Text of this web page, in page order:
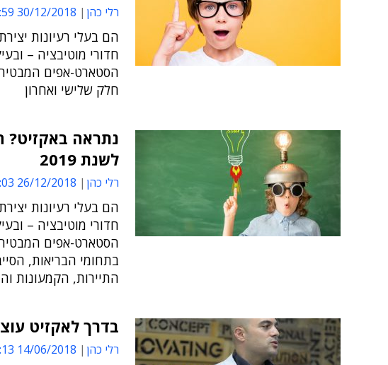
רלי כהן 30/12/2018 10:59
הם בעלי רעיונות
חדורי מוטיבציה –
חלק שלישי ואחרון
נתראה
לשנת 2019
רלי כהן 26/12/2018 16:03
הם בעלי רעיונות
חדורי מוטיבציה –
בתחומי הבריאות,
התיירות, הקמעונות
בדרך לאקזיט
רלי כהן 14/06/2018 14:13